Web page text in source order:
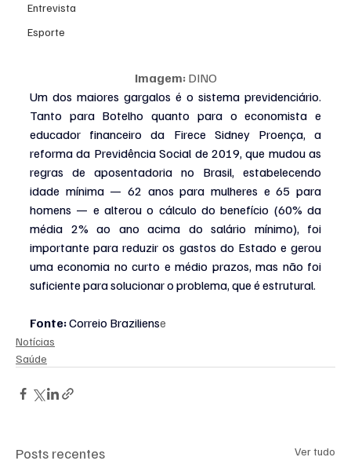
Entrevista
Esporte
Imagem: DINO
Um dos maiores gargalos é o sistema previdenciário.
Tanto para Botelho quanto para o economista e
educador financeiro da Firece Sidney Proença, a
reforma da Previdência Social de 2019, que mudou as
regras de aposentadoria no Brasil, estabelecendo
idade mínima — 62 anos para mulheres e 65 para
homens — e alterou o cálculo do benefício (60% da
média 2% ao ano acima do salário mínimo), foi
importante para reduzir os gastos do Estado e gerou
uma economia no curto e médio prazos, mas não foi
suficiente para solucionar o problema, que é estrutural.
Fonte: Correio Braziliense
Notícias
Saúde
Posts recentes Ver tudo